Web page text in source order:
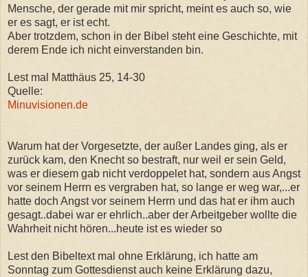
Mensche, der gerade mit mir spricht, meint es auch so, wie
er es sagt, er ist echt.
Aber trotzdem, schon in der Bibel steht eine Geschichte, mit
derem Ende ich nicht einverstanden bin.
Lest mal Matthäus 25, 14-30
Quelle:
Minuvisionen.de
Warum hat der Vorgesetzte, der außer Landes ging, als er
zurück kam, den Knecht so bestraft, nur weil er sein Geld,
was er diesem gab nicht verdoppelet hat, sondern aus Angst
vor seinem Herrn es vergraben hat, so lange er weg war,...er
hatte doch Angst vor seinem Herrn und das hat er ihm auch
gesagt..dabei war er ehrlich..aber der Arbeitgeber wollte die
Wahrheit nicht hören...heute ist es wieder so
Lest den Bibeltext mal ohne Erklärung, ich hatte am
Sonntag zum Gottesdienst auch keine Erklärung dazu,